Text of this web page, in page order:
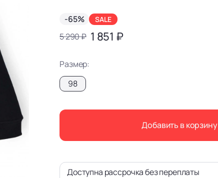
-65% SALE
5 290 ₽ 1 851 ₽
Размер:
98
Добавить в корзину
Доступна рассрочка без переплаты